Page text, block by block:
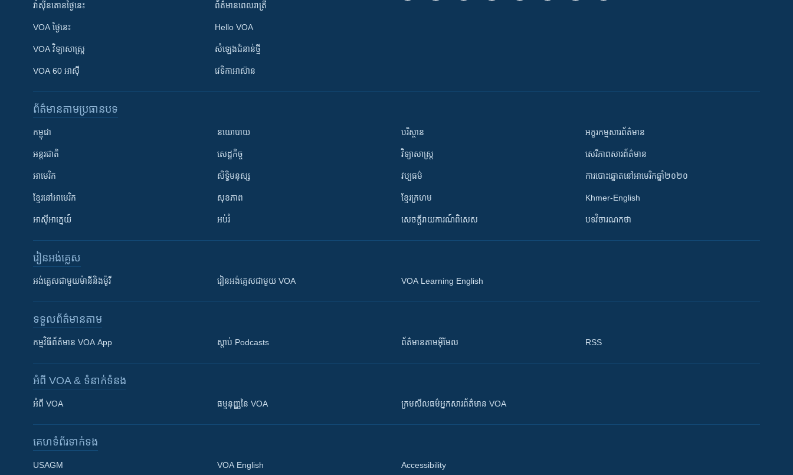
វ៉ាស៊ីនតោន​ថ្ងៃ​នេះ
VOA ថ្ងៃនេះ
VOA ​វិទ្យាសាស្ត្រ
VOA 60 អាស៊ី
ព័ត៌មាន​​ពេល​រាត្រី
Hello VOA
សំឡេង​ជំនាន់​ថ្មី
វេទិកា​អាស៊ាន
ព័ត៌មាន​តាមប្រធានបទ​
កម្ពុជា
អន្តរជាតិ
អាមេរិក
ខ្មែរ​នៅអាមេរិក
អាស៊ីអាគ្នេយ៍
នយោបាយ
សេដ្ឋកិច្ច
សិទ្ធិមនុស្ស
សុខភាព
អប់រំ
បរិស្ថាន
វិទ្យាសាស្រ្ត
វប្បធម៌
ខ្មែរក្រហម
សេចក្តីរាយការណ៍ពិសេស
អក្ខរកម្មសារព័ត៌មាន
សេរីភាពសារព័ត៌មាន
ការបោះឆ្នោតនៅអាមេរិកឆ្នាំ២០២០
Khmer-English
បទវិចារណកថា
រៀន​​អង់គ្លេស
អង់គ្លេស​ជាមួយ​ម៉ានី​និង​ម៉ូរី រៀន​​​​​​អង់គ្លេស​​ជាមួយ VOA VOA Learning English
ទទួល​ព័ត៌មាន​តាម
កម្មវិធី​ព័ត៌មាន VOA App ស្តាប់ Podcasts ព័ត៌មាន​តាម​អ៊ីមែល RSS
អំពី​ VOA & ទំនាក់ទំនង
អំពី​ VOA ធម្មនុញ្ញ​នៃ VOA ក្រម​​​សីលធម៌​​​អ្នក​​​សារព័ត៌មាន VOA
គេហទំព័រ​​ទាក់ទង
USAGM VOA English Accessibility